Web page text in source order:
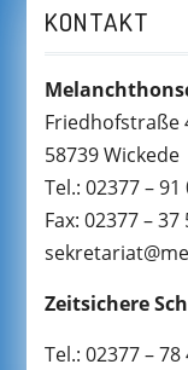
KONTAKT
Friedhofstraße
58739 Wickede
Tel.: 02377 – 91
Fax: 02377 – 37
Zeitsichere
Tel.: 02377